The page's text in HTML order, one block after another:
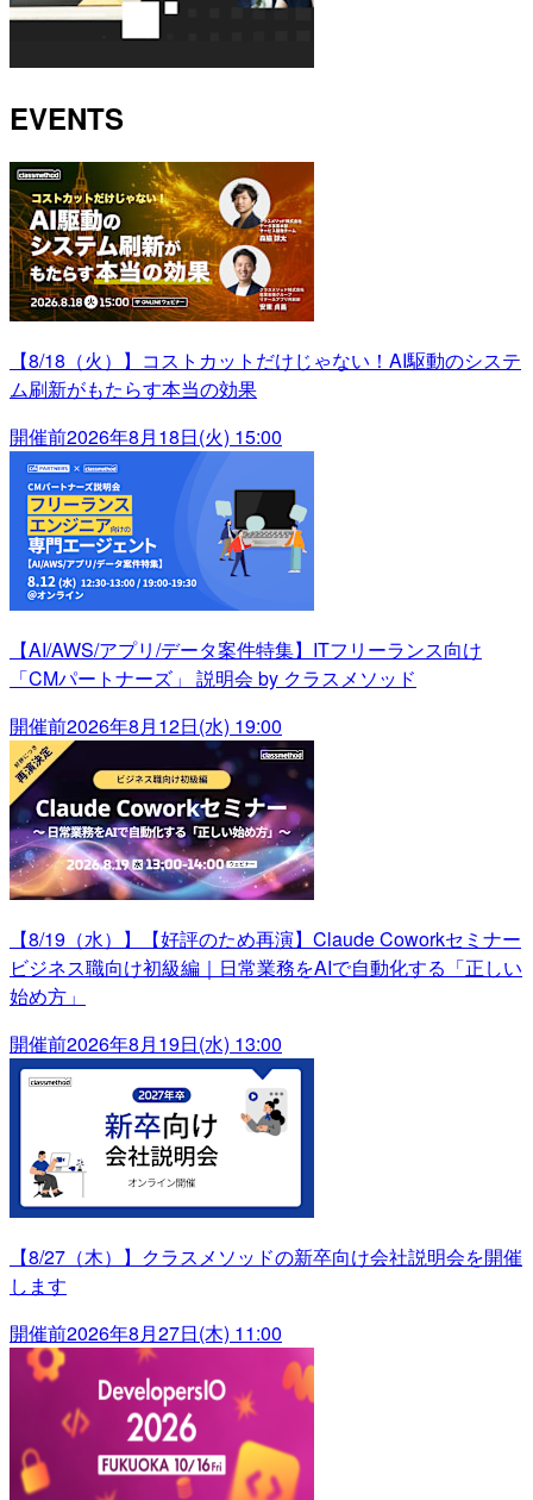
EVENTS
【8/18（火）】コストカットだけじゃない！AI駆動のシステ
ム刷新がもたらす本当の効果
開催前2026年8月18日(火) 15:00
【AI/AWS/アプリ/データ案件特集】ITフリーランス向け
「CMパートナーズ」 説明会 by クラスメソッド
開催前2026年8月12日(水) 19:00
【8/19（水）】【好評のため再演】Claude Coworkセミナー
ビジネス職向け初級編｜日常業務をAIで自動化する「正しい
始め方」
開催前2026年8月19日(水) 13:00
【8/27（木）】クラスメソッドの新卒向け会社説明会を開催
します
開催前2026年8月27日(木) 11:00